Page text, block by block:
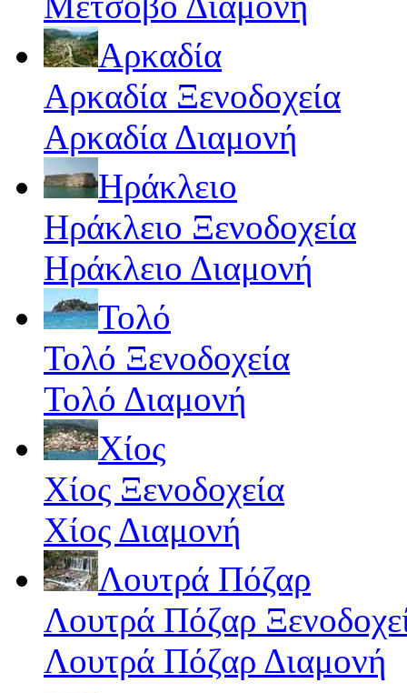
Αρκαδία
Αρκαδία Ξενοδοχεία
Αρκαδία Διαμονή
Ηράκλειο
Ηράκλειο Ξενοδοχεία
Ηράκλειο Διαμονή
Τολό
Τολό Ξενοδοχεία
Τολό Διαμονή
Χίος
Χίος Ξενοδοχεία
Χίος Διαμονή
Λουτρά Πόζαρ
Λουτρά Πόζαρ
Λουτρά Πόζαρ Διαμονή